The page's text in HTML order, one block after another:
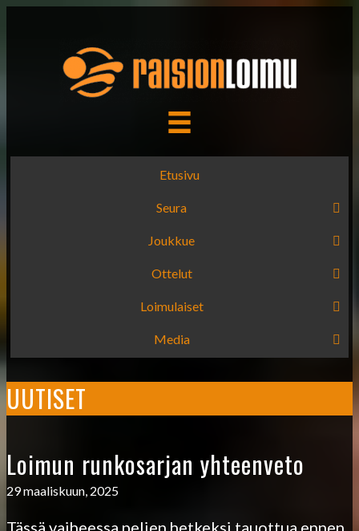
Etusivu
Seura
Joukkue
Ottelut
Loimulaiset
Media
UUTISET
Loimun runkosarjan yhteenveto
29 maaliskuun, 2025
Tässä vaiheessa pelien hetkeksi tauottua ennen